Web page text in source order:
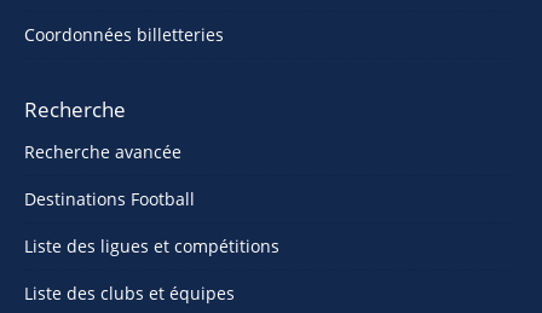
Coordonnées billetteries
Recherche
Recherche avancée
Destinations Football
Liste des ligues et compétitions
Liste des clubs et équipes